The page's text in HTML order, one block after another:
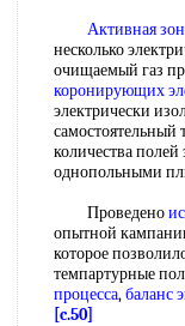
Активная
несколько
очищаемый газ
коронирующих
электрически
самостоятельный
количества
однопольными
Проведено
опытной
которое
темпартурные
процесса,баланс
[c.50]